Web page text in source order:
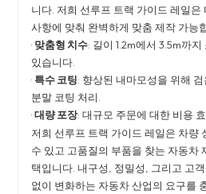
니다. 저희 선루프 트랙 가이드 레일은
사항에 맞춰 완벽하게 맞춤 제작 가능
· 맞춤형 치수: 길이 1.2m에서 3.5m까
있습니다.
· 특수 코팅: 향상된 내마모성을 위해
분말 코팅 처리.
·대량 포장: 대규모 주문에 대한 비용
저희 선루프 트랙 가이드 레일은 차량
수 있고 고품질의 부품을 찾는 자동차
택입니다. 내구성, 정밀성, 그리고 고
없이 변화하는 자동차 산업의 요구를